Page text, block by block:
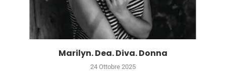
Marilyn. Dea. Diva. Donna
24 Ottobre 2025